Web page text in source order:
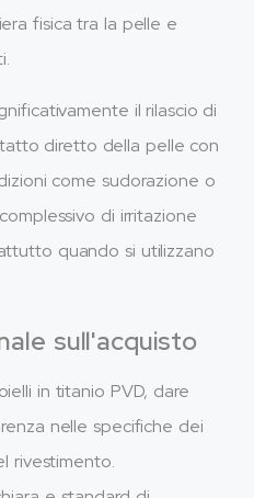
fisica tra la pelle e
il rilascio di
diretto della pelle con
come sudorazione o
di irritazione
quando si utilizzano
sull'acquisto
in titanio PVD, dare
nelle specifiche dei
rivestimento.